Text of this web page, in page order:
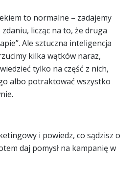
to normalne – zadajemy
licząc na to, że druga
Ale sztuczna inteligencja
kilka wątków naraz,
tylko na część z nich,
albo potraktować wszystko
i powiedz, co sądzisz o
daj pomysł na kampanię w